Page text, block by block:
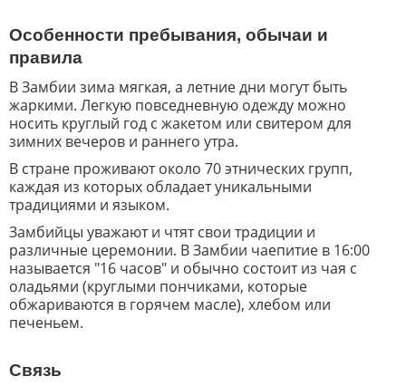
Особенности пребывания, обычаи и
правила
В Замбии зима мягкая, а летние дни могут быть
жаркими. Легкую повседневную одежду можно
носить круглый год с жакетом или свитером для
зимних вечеров и раннего утра.
В стране проживают около 70 этнических групп,
каждая из которых обладает уникальными
традициями и языком.
Замбийцы уважают и чтят свои традиции и
различные церемонии. В Замбии чаепитие в 16:00
называется "16 часов" и обычно состоит из чая с
оладьями (круглыми пончиками, которые
обжариваются в горячем масле), хлебом или
печеньем.
Связь